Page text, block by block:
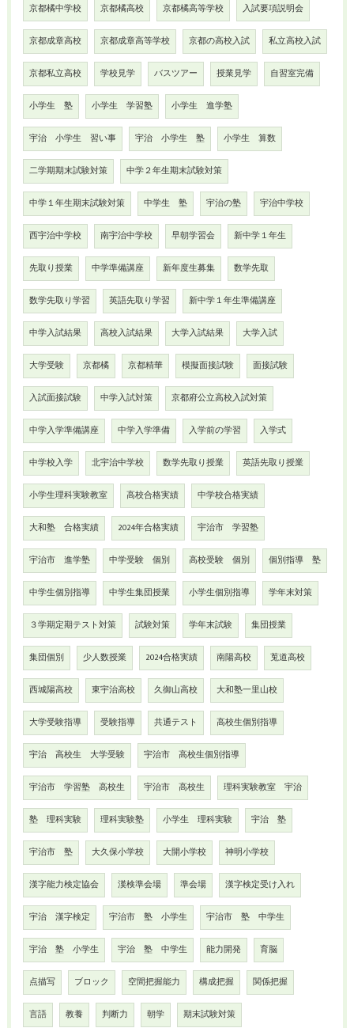
京都橘中学校 京都橘高校 京都橘高等学校 入試要項説明会
京都成章高校 京都成章高等学校 京都の高校入試 私立高校入試
京都私立高校 学校見学 バスツアー 授業見学 自習室完備
小学生 塾 小学生 学習塾 小学生 進学塾
宇治 小学生 習い事 宇治 小学生 塾 小学生 算数
二学期期末試験対策 中学２年生期末試験対策
中学１年生期末試験対策 中学生 塾 宇治の塾 宇治中学校
西宇治中学校 南宇治中学校 早朝学習会 新中学１年生
先取り授業 中学準備講座 新年度生募集 数学先取
数学先取り学習 英語先取り学習 新中学１年生準備講座
中学入試結果 高校入試結果 大学入試結果 大学入試
大学受験 京都橘 京都精華 模擬面接試験 面接試験
入試面接試験 中学入試対策 京都府公立高校入試対策
中学入学準備講座 中学入学準備 入学前の学習 入学式
中学校入学 北宇治中学校 数学先取り授業 英語先取り授業
小学生理科実験教室 高校合格実績 中学校合格実績
大和塾 合格実績 2024年合格実績 宇治市 学習塾
宇治市 進学塾 中学受験 個別 高校受験 個別 個別指導 塾
中学生個別指導 中学生集団授業 小学生個別指導 学年末対策
３学期定期テスト対策 試験対策 学年末試験 集団授業
集団個別 少人数授業 2024合格実績 南陽高校 莵道高校
西城陽高校 東宇治高校 久御山高校 大和塾一里山校
大学受験指導 受験指導 共通テスト 高校生個別指導
宇治 高校生 大学受験 宇治市 高校生個別指導
宇治市 学習塾 高校生 宇治市 高校生 理科実験教室 宇治
塾 理科実験 理科実験塾 小学生 理科実験 宇治 塾
宇治市 塾 大久保小学校 大開小学校 神明小学校
漢字能力検定協会 漢検準会場 準会場 漢字検定受け入れ
宇治 漢字検定 宇治市 塾 小学生 宇治市 塾 中学生
宇治 塾 小学生 宇治 塾 中学生 能力開発 育脳
点描写 ブロック 空間把握能力 構成把握 関係把握
言語 教養 判断力 朝学 期末試験対策